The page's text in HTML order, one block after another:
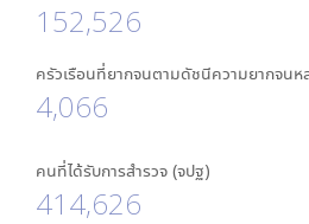
152,526
ครัวเรือนที่ยากจนตามดัชนีความยากจน
4,066
คนที่ได้รับการสำรวจ (จปฐ)
414,626